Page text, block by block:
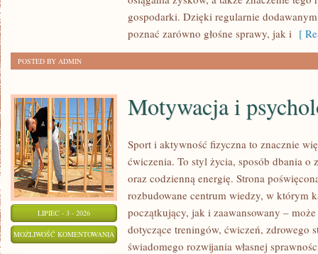
gospodarki. Dzięki regularnie
poznać zarówno głośne sprawy, jak i [
POSTED BY ADMIN
LIPIEC - 3 - 2026
MOŻLIWOŚĆ KOMENTOWANIA MOTYWACJA
Motywacja i
Sport i aktywność fizyczna to znacznie
ćwiczenia. To styl życia, sposób dbania o
oraz codzienną energię. Strona
rozbudowane centrum wiedzy, w którym
początkujący, jak i zaawansowany –
dotyczące treningów, ćwiczeń, zdrowego
świadomego rozwijania własnej